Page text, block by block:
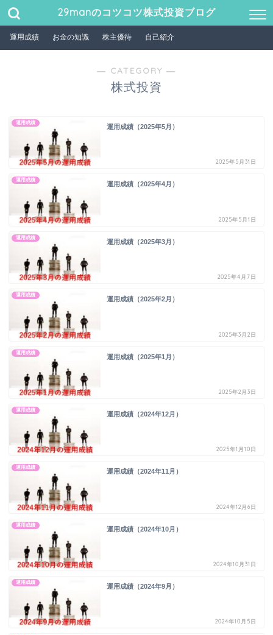
29manのコツコツ株式投資ブログ
運用成績 お金の知識 株主優待 自己紹介
― CATEGORY ―
株式投資
運用成績
運用成績（2025年5月）
2025年5月31日
運用成績
運用成績（2025年4月）
2025年5月1日
運用成績
運用成績（2025年3月）
2025年4月7日
運用成績
運用成績（2025年2月）
2025年3月2日
運用成績
運用成績（2025年1月）
2025年2月3日
運用成績
運用成績（2024年12月）
2025年1月10日
運用成績
運用成績（2024年11月）
2024年12月6日
運用成績
運用成績（2024年10月）
2024年10月31日
運用成績
運用成績（2024年9月）
2024年10月5日